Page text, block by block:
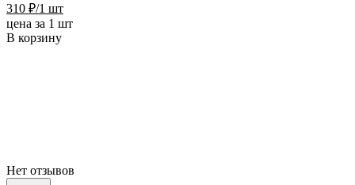
310 ₽/1 шт
цена за 1 шт
В корзину
Нет отзывов